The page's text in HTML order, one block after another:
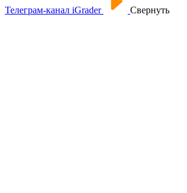
Телеграм-канал iGrader Свернуть